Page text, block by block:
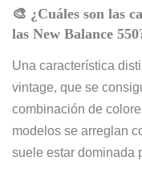
🎨 ¿Cuáles son las
las New Balance
Una característica
vintage, que se
combinación de
modelos se arreglan
suele estar dominada